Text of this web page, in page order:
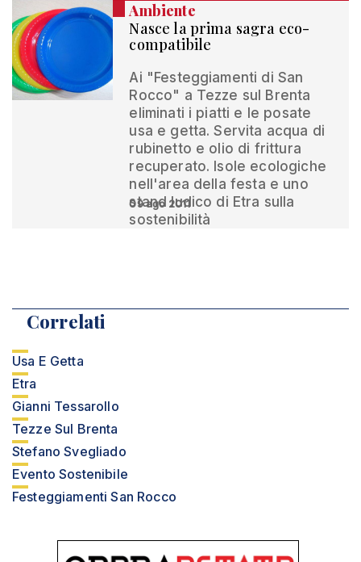
Ambiente
Nasce la prima sagra eco-
compatibile
Ai "Festeggiamenti di San
Rocco" a Tezze sul Brenta
eliminati i piatti e le posate
usa e getta. Servita acqua di
rubinetto e olio di frittura
recuperato. Isole ecologiche
nell'area della festa e uno
stand ludico di Etra sulla
sostenibilità
09 ago 2011
Correlati
Usa E Getta
Etra
Gianni Tessarollo
Tezze Sul Brenta
Stefano Svegliado
Evento Sostenibile
Festeggiamenti San Rocco